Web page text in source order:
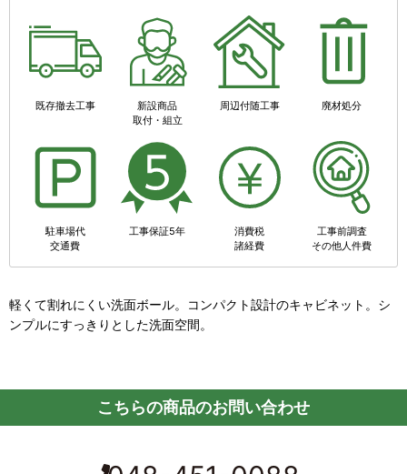
既存撤去工事
新設商品
取付・組立
周辺付随工事 廃材処分
駐車場代
交通費
工事保証5年
消費税
諸経費
工事前調査
その他人件費
軽くて割れにくい洗面ボール。コンパクト設計のキャビネット。シ
ンプルにすっきりとした洗面空間。
こちらの商品のお問い合わせ